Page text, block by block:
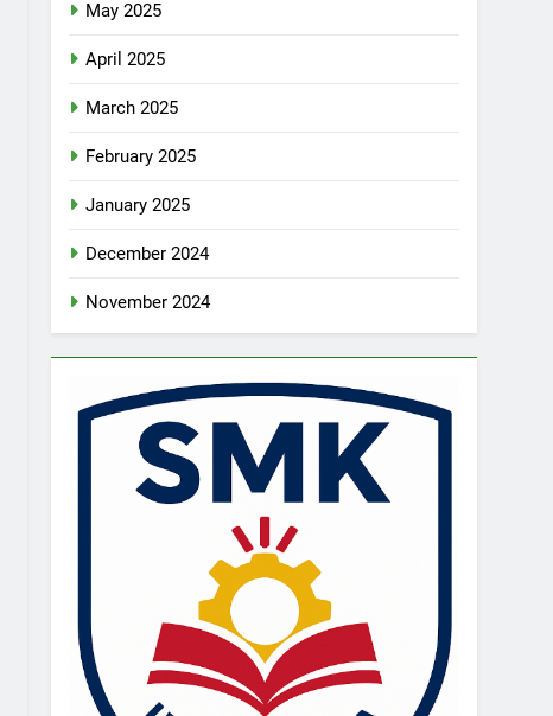
May 2025
April 2025
March 2025
February 2025
January 2025
December 2024
November 2024